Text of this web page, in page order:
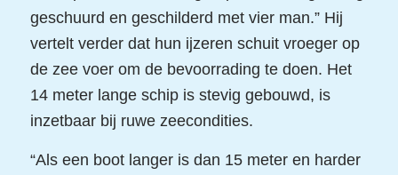
geschuurd en geschilderd met vier man.” Hij
vertelt verder dat hun ijzeren schuit vroeger op
de zee voer om de bevoorrading te doen. Het
14 meter lange schip is stevig gebouwd, is
inzetbaar bij ruwe zeecondities.
“Als een boot langer is dan 15 meter en harder